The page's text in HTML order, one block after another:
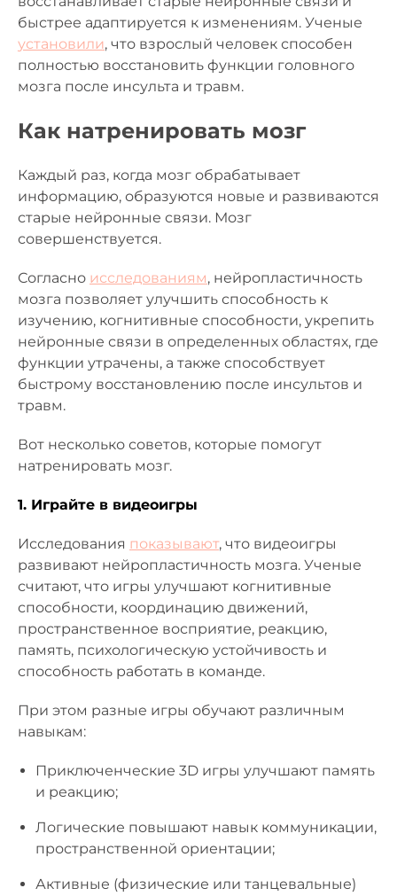
быстрее адаптируется к изменениям. Ученые
установили, что взрослый человек способен
полностью восстановить функции головного
мозга после инсульта и травм.
Как натренировать мозг
Каждый раз, когда мозг обрабатывает
информацию, образуются новые и развиваются
старые нейронные связи. Мозг
совершенствуется.
Согласно исследованиям, нейропластичность
мозга позволяет улучшить способность к
изучению, когнитивные способности, укрепить
нейронные связи в определенных областях, где
функции утрачены, а также способствует
быстрому восстановлению после инсультов и
травм.
Вот несколько советов, которые помогут
натренировать мозг.
1. Играйте в видеоигры
Исследования показывают, что видеоигры
развивают нейропластичность мозга. Ученые
считают, что игры улучшают когнитивные
способности, координацию движений,
пространственное восприятие, реакцию,
память, психологическую устойчивость и
способность работать в команде.
При этом разные игры обучают различным
навыкам:
Приключенческие 3D игры улучшают память
и реакцию;
Логические повышают навык коммуникации,
пространственной ориентации;
Активные (физические или танцевальные)